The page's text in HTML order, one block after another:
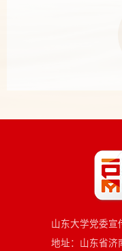
山东大学党委宣
地址：山东省济